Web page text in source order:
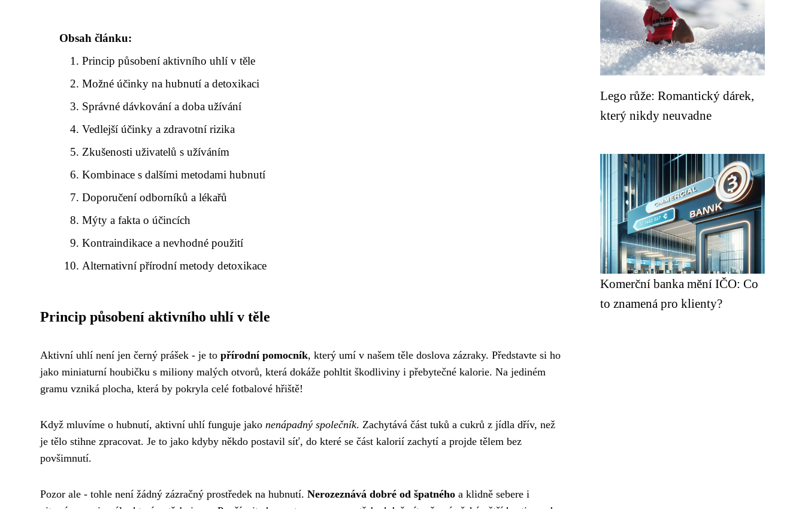
Obsah článku:
Princip působení aktivního uhlí v těle
Možné účinky na hubnutí a detoxikaci
Správné dávkování a doba užívání
Vedlejší účinky a zdravotní rizika
Zkušenosti uživatelů s užíváním
Kombinace s dalšími metodami hubnutí
Doporučení odborníků a lékařů
Mýty a fakta o účincích
Kontraindikace a nevhodné použití
Alternativní přírodní metody detoxikace
Princip působení aktivního uhlí v těle
Aktivní uhlí není jen černý prášek - je to přírodní pomocník, který umí v našem těle doslova zázraky. Představte si ho
jako miniaturní houbičku s miliony malých otvorů, která dokáže pohltit škodliviny i přebytečné kalorie. Na jediném
gramu vzniká plocha, která by pokryla celé fotbalové hřiště!
Když mluvíme o hubnutí, aktivní uhlí funguje jako nenápadný společník. Zachytává část tuků a cukrů z jídla dřív, než
je tělo stihne zpracovat. Je to jako kdyby někdo postavil síť, do které se část kalorií zachytí a projde tělem bez
povšimnutí.
Pozor ale - tohle není žádný zázračný prostředek na hubnutí. Nerozeznává dobré od špatného a klidně sebere i
Lego růže: Romantický dárek,
který nikdy neuvadne
Komerční banka mění IČO: Co
to znamená pro klienty?